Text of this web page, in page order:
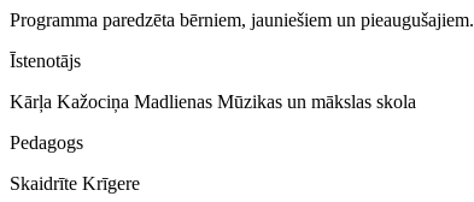
Programma paredzēta bērniem, jauniešiem un pieaugušajiem.
Īstenotājs
Kārļa Kažociņa Madlienas Mūzikas un mākslas skola
Pedagogs
Skaidrīte Krīgere